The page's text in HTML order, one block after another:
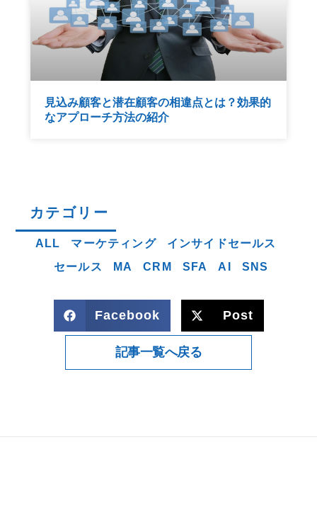
見込み顧客と潜在顧客の相違点とは？効果的
なアプローチ方法の紹介
カテゴリー
ALL マーケティング
インサイドセールス
セールス
MA CRM SFA AI SNS
Facebook Post
記事一覧へ戻る